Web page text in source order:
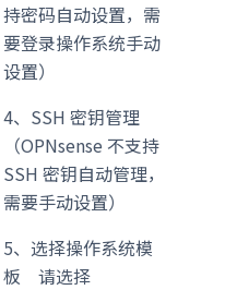
持密码自动设置，需
要登录操作系统手动
设置）
4、SSH 密钥管理
（OPNsense 不支持
SSH 密钥自动管理，
需要手动设置）
5、选择操作系统模
板请选择